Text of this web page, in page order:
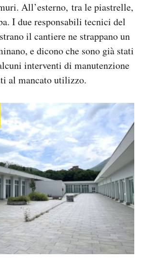
All’esterno, tra le piastrelle,
I due responsabili tecnici del
il cantiere ne strappano un
e dicono che sono già stati
interventi di manutenzione
al mancato utilizzo.